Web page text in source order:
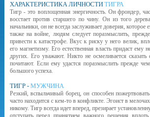
ХАРАКТЕРИСТИКА ЛИЧНОСТИ ТИГРА
Тигр - это воплощенная энергичность. Он фрондер,
восстает против старшего по чину. Он из того
начальники, он не всегда заслуживает доверия,
также на войне, людям следует поразмыслить,
привести к катастрофе. Вкус к риску у него велик,
его магнетизму. Его естественная власть придаст ему
других. Его уважают. Никто не осмеливается
почитают. Если ему удастся поразмыслить прежде
большого успеха.
ТИГР - МУЖЧИНА
Резкий, вспыльчивый борец, он способен
часто находится с кем-то в конфликте. Эгоист в
никому. Тигр всегда идет вперед, презирает
отступать перед принятием важного решения